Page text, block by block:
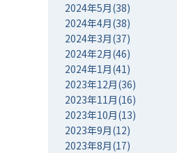
2024年5月(38)
2024年4月(38)
2024年3月(37)
2024年2月(46)
2024年1月(41)
2023年12月(36)
2023年11月(16)
2023年10月(13)
2023年9月(12)
2023年8月(17)